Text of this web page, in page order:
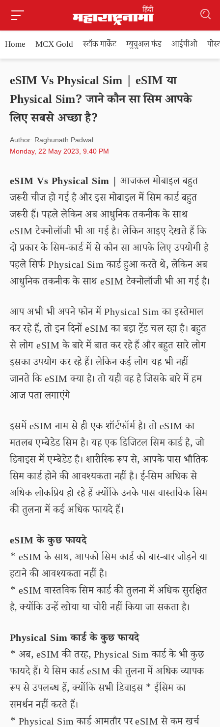
Home MCX Gold स्टॉक मार्केट म्युचुअल फंड आईपीओ
eSIM Vs Physical Sim | eSIM या
Physical Sim? जाने कौन सा सिम आपके
लिए सबसे अच्छा है?
Author: Raghunath Padwal
Monday, 22 May 2023, 9.40 PM
eSIM Vs Physical Sim | आजकल मोबाइल बहुत
जरूरी चीज हो गई है और इस मोबाइल में सिम कार्ड बहुत
जरूरी हैं। पहले लेकिन अब आधुनिक तकनीक के साथ
eSIM टेक्नोलॉजी भी आ गई है। लेकिन आइए देखते हैं कि
दो प्रकार के सिम-कार्ड में से कौन सा आपके लिए उपयोगी है
पहले सिर्फ Physical Sim कार्ड हुआ करते थे, लेकिन अब
आधुनिक तकनीक के साथ eSIM टेक्नोलॉजी भी आ गई है।
आप अभी भी अपने फोन में Physical Sim का इस्तेमाल
कर रहे हैं, तो इन दिनों eSIM का बड़ा ट्रेंड चल रहा है। बहुत
से लोग eSIM के बारे में बात कर रहे हैं और बहुत सारे लोग
इसका उपयोग कर रहे हैं। लेकिन कई लोग यह भी नहीं
जानते कि eSIM क्या है। तो यही वह है जिसके बारे में हम
आज पता लगाएंगे
इसमें eSIM नाम से ही एक शॉर्टफॉर्म है। तो eSIM का
मतलब एम्बेडेड सिम है। यह एक डिजिटल सिम कार्ड है, जो
डिवाइस में एम्बेडेड है। शारीरिक रूप से, आपके पास भौतिक
सिम कार्ड होने की आवश्यकता नहीं है। ई-सिम अधिक से
अधिक लोकप्रिय हो रहे हैं क्योंकि उनके पास वास्तविक सिम
की तुलना में कई अधिक फायदे हैं।
eSIM के कुछ फायदे
* eSIM के साथ, आपको सिम कार्ड को बार-बार जोड़ने या
हटाने की आवश्यकता नहीं है।
* eSIM वास्तविक सिम कार्ड की तुलना में अधिक सुरक्षित
है, क्योंकि उन्हें खोया या चोरी नहीं किया जा सकता है।
Physical Sim कार्ड के कुछ फायदे
* अब, eSIM की तरह, Physical Sim कार्ड के भी कुछ
फायदे हैं। ये सिम कार्ड eSIM की तुलना में अधिक व्यापक
रूप से उपलब्ध हैं, क्योंकि सभी डिवाइस * ईसिम का
समर्थन नहीं करते हैं।
* Physical Sim कार्ड आमतौर पर eSIM से कम खर्च